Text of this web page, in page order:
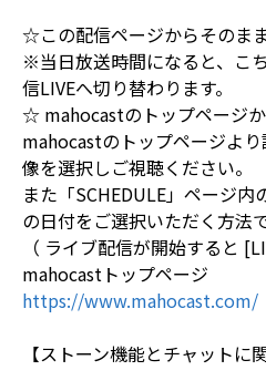
☆この配信ページからそのま
※当日放送時間になると、こ
信LIVEへ切り替わります。
☆ mahocastのトップページ
mahocastのトップページよ
像を選択しご視聴ください。
また「SCHEDULE」ページ
の日付をご選択いただく方法
（ ライブ配信が開始すると
mahocastトップページ
https://www.mahocast.com/
【ストーン機能とチャットに